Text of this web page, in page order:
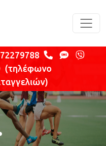
(τηλέφωνο